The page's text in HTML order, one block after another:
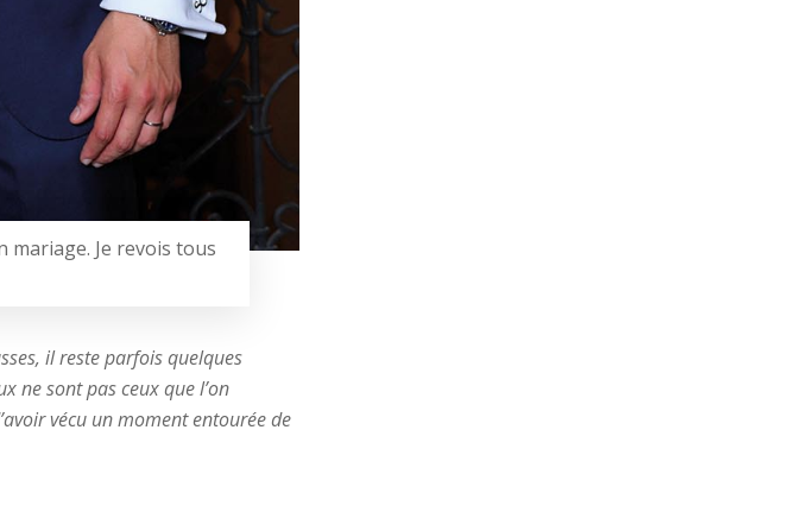
mariage. Je revois tous
il reste parfois quelques
ne sont pas ceux que l’on
vécu un moment entourée de